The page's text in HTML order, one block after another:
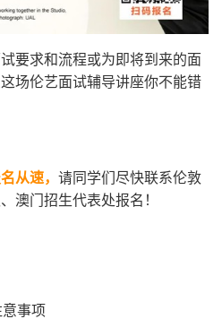
要求和流程或为即将到来的面
场伦艺面试辅导讲座你不能错
从速， 请同学们尽快联系伦敦
澳门招生代表处报名！
事项